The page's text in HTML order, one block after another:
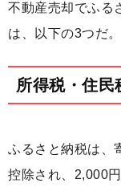
不動産売却でふる
は、以下の3つだ。
所得税・住民
ふるさと納税は、
控除され、2,000